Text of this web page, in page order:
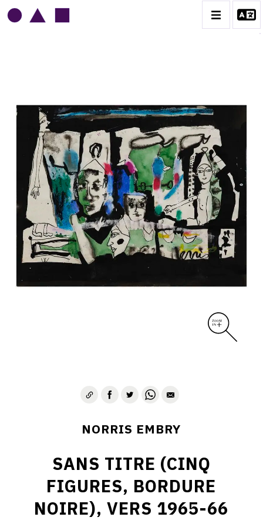
NORRIS EMBRY
BIOGRAPHIE
CATALOGUE DES OEUVRES
1945-1949
1950-1954
1955-1959
1960-1964
1964-1969
1970-1974
NORRIS EMBRY
SANS TITRE (CINQ
FIGURES, BORDURE
NOIRE), VERS 1965-66